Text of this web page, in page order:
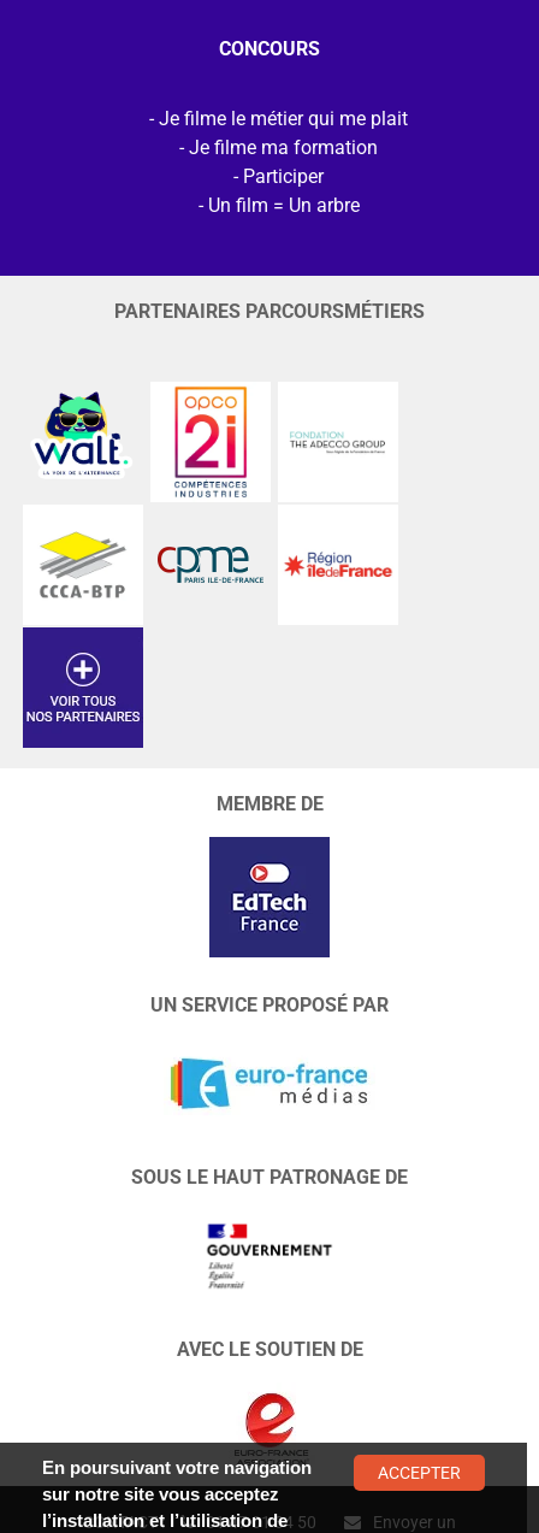
CONCOURS
Je filme le métier qui me plait
Je filme ma formation
Participer
Un film = Un arbre
PARTENAIRES PARCOURSMÉTIERS
MEMBRE DE
UN SERVICE PROPOSÉ PAR
SOUS LE HAUT PATRONAGE DE
AVEC LE SOUTIEN DE
CONTACT : 01 47 01 34 50 Envoyer un
En poursuivant votre navigation
sur notre site vous acceptez
l’installation et l’utilisation de
ACCEPTER